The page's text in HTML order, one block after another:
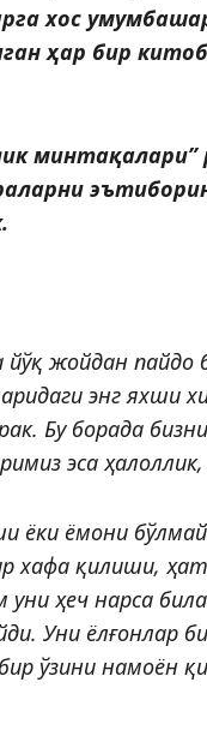
хос
ҳар бир
минтақалари”
жойдан пайдо
энг яхши
Бу борада
эса
ёки ёмони
хафа қилиши,
ҳеч нарса
Уни ёлғонлар
ўзини намоён